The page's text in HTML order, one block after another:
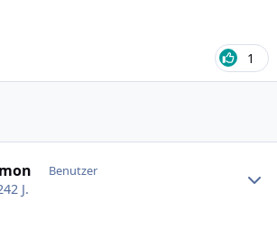
1
Benutzer
2 J.